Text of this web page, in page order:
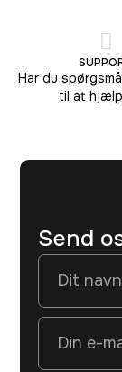
Har du
til at
Send